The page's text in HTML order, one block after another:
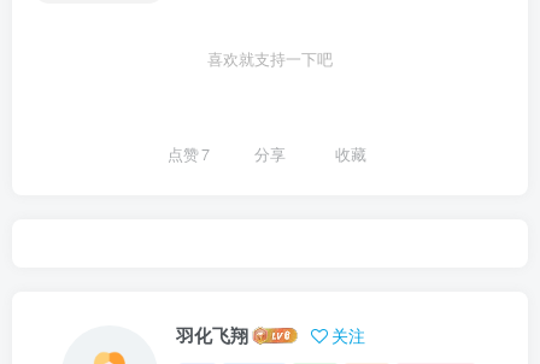
喜欢就支持一下吧
点赞7 分享 收藏
羽化飞翔 关注